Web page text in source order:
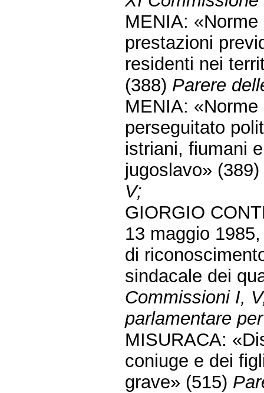
MENIA:
prestazioni
residenti nei
(388) Parere
MENIA:
perseguitato
istriani, fiumani
jugoslavo»
V;
GIORGIO
13 maggio
di
sindacale dei
Commissioni I,
parlamentare
MISURACA:
coniuge e dei
grave» (515)